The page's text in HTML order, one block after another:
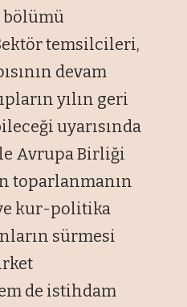
temsilcileri,
devam
yılın geri
uyarısında
Avrupa Birliği
toparlanmanın
kur-politika
sürmesi
de istihdam